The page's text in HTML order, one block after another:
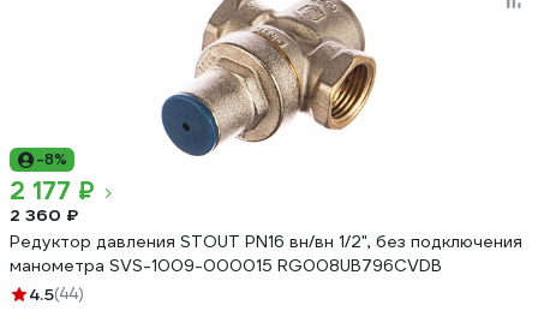
-8%
2 177 ₽
2 360 ₽
Редуктор давления STOUT PN16 вн/вн 1/2", без подключения
манометра SVS-1009-000015 RG008UB796CVDB
4.5(44)